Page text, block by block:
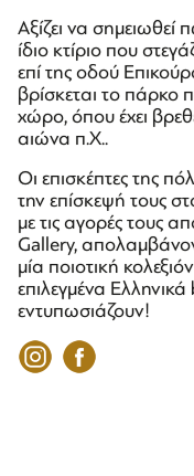
Αξίζει να σημειωθεί
ίδιο κτίριο που
επί της οδού
βρίσκεται το πάρκο
χώρο, όπου έχει
αιώνα π.Χ..
Οι επισκέπτες της
την επίσκεψή τους
με τις αγορές τους
Gallery,
μία ποιοτική
επιλεγμένα
εντυπωσιάζουν!